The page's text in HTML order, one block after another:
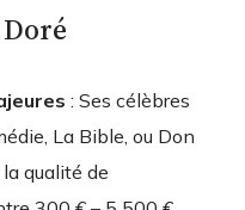
: Ses célèbres
La Bible, ou Don
qualité de